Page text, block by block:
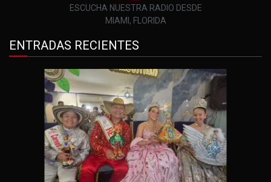
ESCUCHA NUESTRA RADIO DESDE
MIAMI, FLORIDA
ENTRADAS RECIENTES